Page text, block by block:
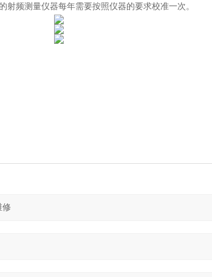
频测量仪器每年需要按照仪器的要求校准一次。